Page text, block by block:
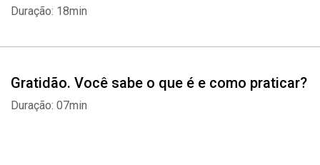
Duração: 18min
Gratidão. Você sabe o que é e como praticar?
Duração: 07min